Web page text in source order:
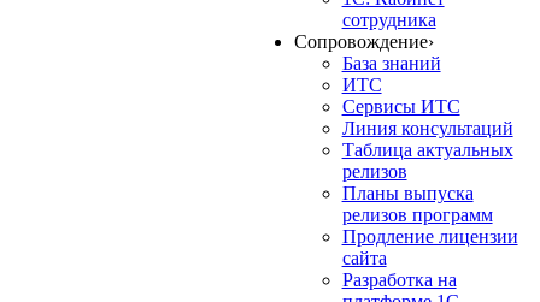
сотрудника
Сопровождение›
База знаний
ИТС
Сервисы ИТС
Линия консультаций
Таблица актуальных
релизов
Планы выпуска
релизов программ
Продление лицензии
сайта
Разработка на